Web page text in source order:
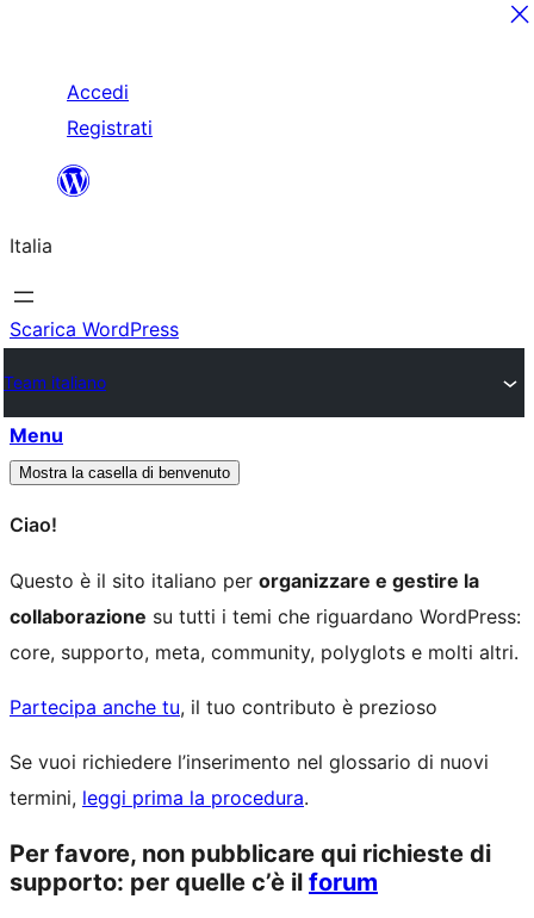
contenuto
Accedi
Registrati
Italia
Scarica WordPress
Team italiano
Menu
Mostra la casella di benvenuto
Ciao!
Questo è il sito italiano per organizzare e gestire la
collaborazione su tutti i temi che riguardano WordPress:
core, supporto, meta, community, polyglots e molti altri.
Partecipa anche tu, il tuo contributo è prezioso
Se vuoi richiedere l’inserimento nel glossario di nuovi
termini, leggi prima la procedura.
Per favore, non pubblicare qui richieste di
supporto: per quelle c’è il forum